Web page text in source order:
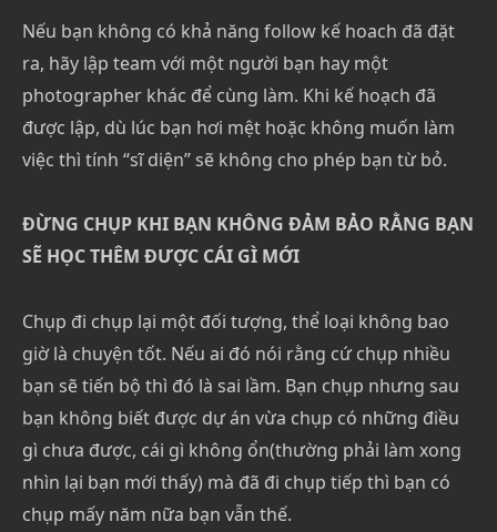
Nếu bạn không có khả năng follow kế hoach đã đặt
ra, hãy lập team với một người bạn hay một
photographer khác để cùng làm. Khi kế hoạch đã
được lập, dù lúc bạn hơi mệt hoặc không muốn làm
việc thì tính “sĩ diện” sẽ không cho phép bạn từ bỏ.
ĐỪNG CHỤP KHI BẠN KHÔNG ĐẢM BẢO RẰNG BẠN
SẼ HỌC THÊM ĐƯỢC CÁI GÌ MỚI
Chụp đi chụp lại một đối tượng, thể loại không bao
giờ là chuyện tốt. Nếu ai đó nói rằng cứ chụp nhiều
bạn sẽ tiến bộ thì đó là sai lầm. Bạn chụp nhưng sau
bạn không biết được dự án vừa chụp có những điều
gì chưa được, cái gì không ổn(thường phải làm xong
nhìn lại bạn mới thấy) mà đã đi chụp tiếp thì bạn có
chụp mấy năm nữa bạn vẫn thế.